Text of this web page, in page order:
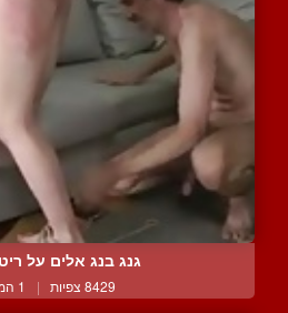
גנג בנג אלים על
8429 צפיות | 1 המלצות